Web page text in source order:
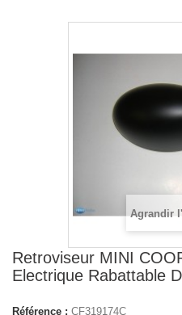
Agrandir
Retroviseur MINI
Electrique Rabattable
Référence : CF319174C